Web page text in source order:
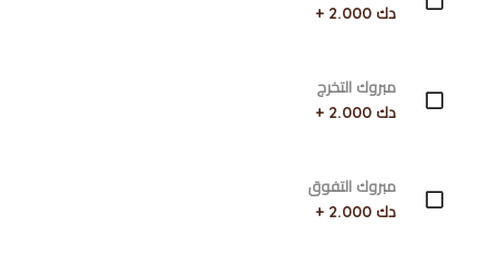
دك 2.000 +
مبروك التخرج
دك 2.000 +
مبروك التفوق
دك 2.000 +